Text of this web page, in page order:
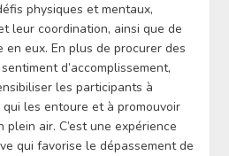
physiques et mentaux,
leur coordination, ainsi que de
eux. En plus de procurer des
d’accomplissement,
les participants à
qui les entoure et à promouvoir
air. C’est une expérience
qui favorise le dépassement de